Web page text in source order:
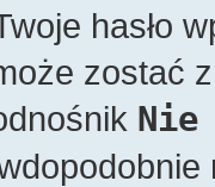
hasło
zostać
Nie